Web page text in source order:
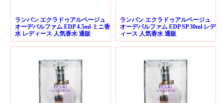
ランバン エクラドゥアルページュ
オーデパルファム EDP 4.5ml ミニ香
水 レディース 人気香水 通販
ランバン エクラドゥアルページュ
オーデパルファム EDP SP 30ml レデ
ィース 人気香水 通販